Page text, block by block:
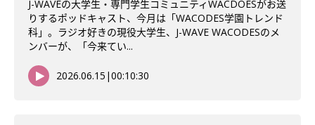
J-WAVEの大学生・専門学生コミュニティWACDOESがお送
りするポッドキャスト、今月は「WACODES学園トレンド
科」。ラジオ好きの現役大学生、J-WAVE WACODESのメ
ンバーが、「今来てい...
2026.06.15 |00:10:30